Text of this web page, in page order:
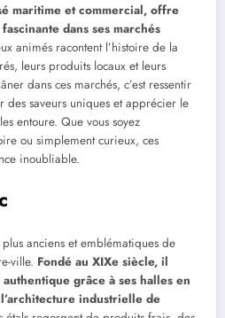
maritime et commercial, offre
dans ses marchés
animés racontent l’histoire de la
leurs produits locaux et leurs
dans ces marchés, c’est ressentir
des saveurs uniques et apprécier le
entoure. Que vous soyez
ou simplement curieux, ces
inoubliable.
plus anciens et emblématiques de
ville. Fondé au XIXe siècle, il
grâce à ses halles en
industrielle de